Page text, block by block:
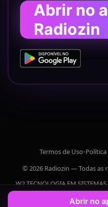
Abrir no
Radiozin
Termos de Uso•
© 2026 Radiozin — Todas as
W2 TECNOLOGIA EM
Abrir no